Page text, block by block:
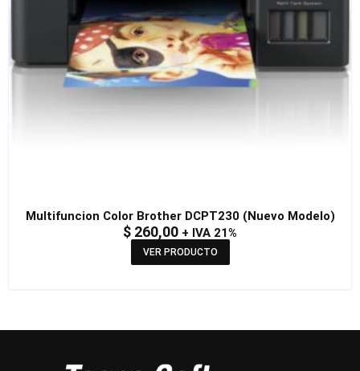
Multifuncion Color Brother DCPT230 (Nuevo Modelo)
$ 260,00 + IVA 21%
VER PRODUCTO